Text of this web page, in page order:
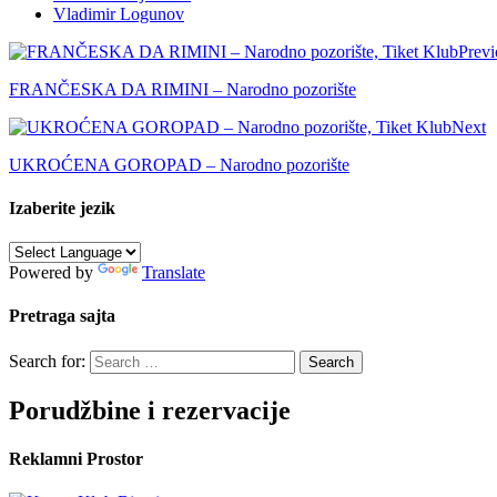
Vladimir Logunov
FRANČESKA DA RIMINI – Nаrodno pozorište
Next
UKROĆENA GOROPAD – Nаrodno pozorište
Izaberite jezik
Powered by Translate
Pretraga sajta
Search for:
Porudžbine i rezervacije
Reklamni Prostor